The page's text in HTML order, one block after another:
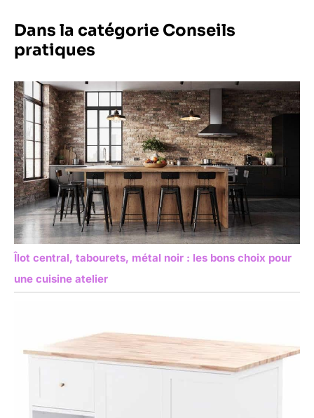
Dans la catégorie Conseils
pratiques
Îlot central, tabourets, métal noir : les bons choix pour
une cuisine atelier